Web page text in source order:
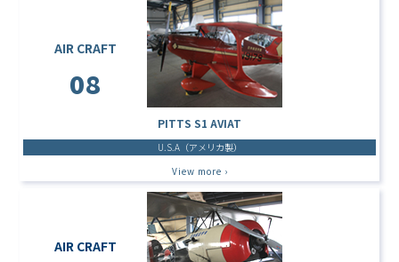
AIR CRAFT
08
PITTS S1 AVIAT
U.S.A（アメリカ製）
View more ›
AIR CRAFT